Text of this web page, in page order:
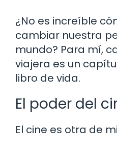
¿No es increíble
cambiar nuestra
mundo? Para mí,
viajera es un
libro de vida.
El poder del
El cine es otra de